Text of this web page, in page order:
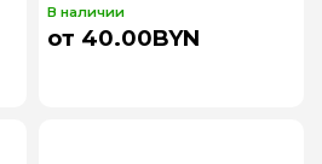
В наличии
от 40.00BYN